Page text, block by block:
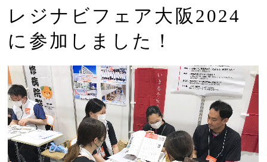
レジナビフェア大阪2024
に参加しました！